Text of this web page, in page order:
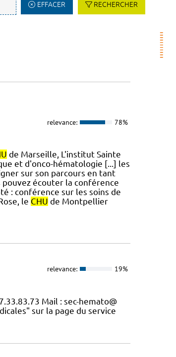
EFFACER RECHERCHER
relevance: 78%
de Marseille, L'institut Sainte
et d'onco-hématologie [...] les
sur son parcours en tant
pouvez écouter la conférence
: conférence sur les soins de
le CHU de Montpellier
relevance: 19%
Mail : sec-hemato@
sur la page du service